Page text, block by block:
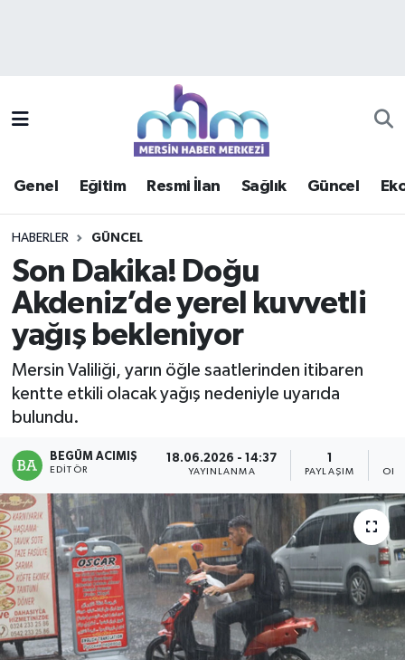
Genel Eğitim Resmi İlan Sağlık Güncel
HABERLER GÜNCEL
Son Dakika! Doğu
Akdeniz’de yerel kuvvetli
yağış bekleniyor
Mersin Valiliği, yarın öğle saatlerinden itibaren
kentte etkili olacak yağış nedeniyle uyarıda
bulundu.
BEGÜM ACIMIŞ
EDITÖR
18.06.2026 - 14:37
YAYINLANMA PAYLAŞIM
Güncel
Haberde insan
Kültür - Sanat
Mersin Tarihi
Özel Haber
Politika
Mersin Trafik Yoğunluk Haritası
Süper Lig Puan Durumu ve Fikstür
Haber Arşivi